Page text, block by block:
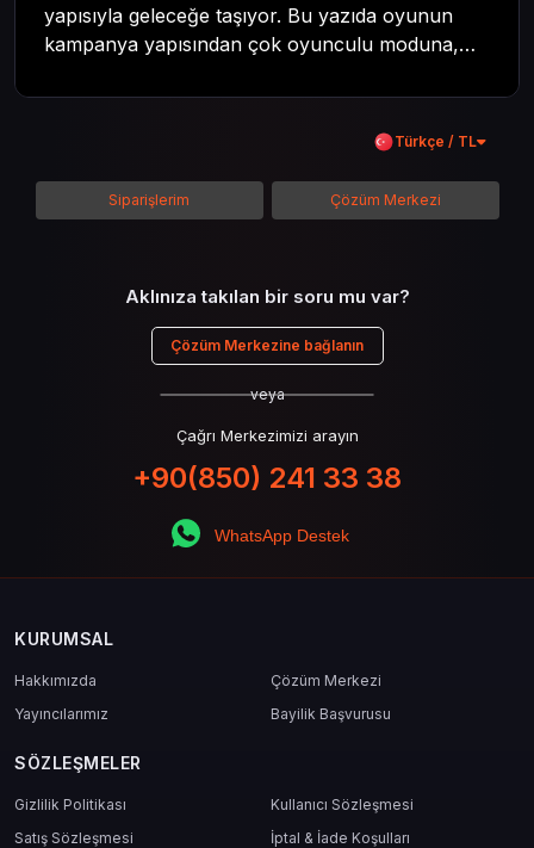
yapısıyla geleceğe taşıyor. Bu yazıda oyunun
kampanya yapısından çok oyunculu moduna,
kadar her şeyi kapsamaya çalışacaktır. Tüm
içeriği boyunca Call of Duty evreninin
detaylarına inilecek ve steam hediye kartı
kullanımının avantajlarından da bahsedilecektir.
Türkçe / TL
Siparişlerim Çözüm Merkezi
Aklınıza takılan bir soru mu var?
Çözüm Merkezine bağlanın
veya
Çağrı Merkezimizi arayın
+90(850) 241 33 38
WhatsApp Destek
KURUMSAL
Hakkımızda
Çözüm Merkezi
Yayıncılarımız
Bayilik Başvurusu
SÖZLEŞMELER
Gizlilik Politikası
Kullanıcı Sözleşmesi
Satış Sözleşmesi
İptal & İade Koşulları